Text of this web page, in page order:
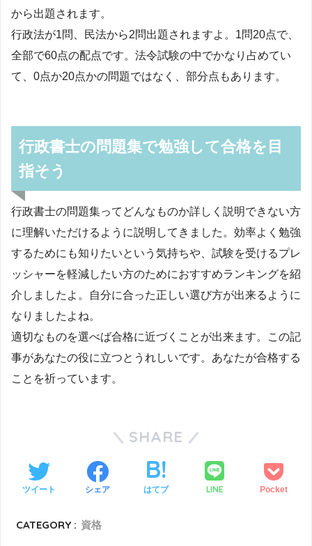
から出題されます。
行政法が1問、民法から2問出題されますよ。1問20点で、
全部で60点の配点です。法令試験の中でかなり占めてい
て、0点か20点かの問題ではなく、部分点もあります。
行政書士の問題集で勉強して合格を目
指そう
行政書士の問題集ってどんなものか詳しく説明できない方
に理解いただけるように説明してきました。効率よく勉強
するためにも知りたいという気持ちや、試験を受けるプレ
ッシャーを軽減したい方のためにおすすめランキングを紹
介しましたよ。自分に合った正しい選び方が出来るように
なりましたよね。
適切なものを選べば合格に近づくことが出来ます。この記
事があなたの役に立つとうれしいです。あなたが合格する
ことを祈っています。
SHARE
ツイート シェア はてブ LINE Pocket
CATEGORY : 資格